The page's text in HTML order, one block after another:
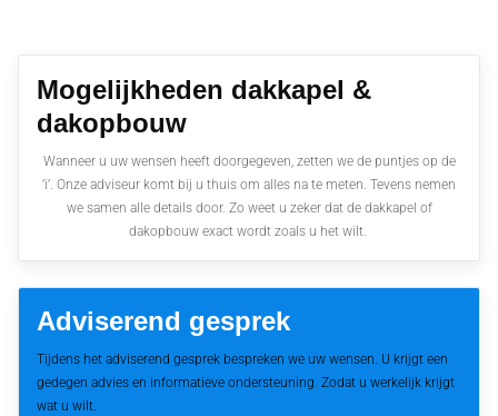
Mogelijkheden dakkapel &
dakopbouw
Wanneer u uw wensen heeft doorgegeven, zetten we de puntjes op de
’i’. Onze adviseur komt bij u thuis om alles na te meten. Tevens nemen
we samen alle details door. Zo weet u zeker dat de dakkapel of
dakopbouw exact wordt zoals u het wilt.
Adviserend gesprek
Tijdens het adviserend gesprek bespreken we uw wensen. U krijgt een
gedegen advies en informatieve ondersteuning. Zodat u werkelijk krijgt
wat u wilt.